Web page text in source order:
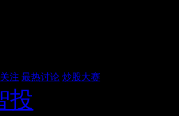
注 最热讨论 炒股大赛
投